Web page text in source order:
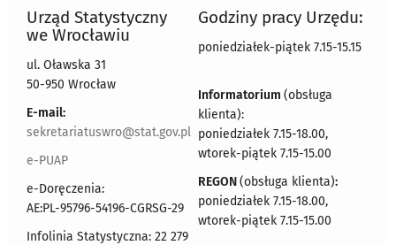
Urząd Statystyczny
we Wrocławiu
ul. Oławska 31
50-950 Wrocław
E-mail:
sekretariatuswro@stat.gov.pl
e-PUAP
e-Doręczenia:
AE:PL-95796-54196-CGRSG-29
Infolinia Statystyczna: 22 279
Godziny pracy Urzędu:
poniedziałek-piątek 7.15-15.15
Informatorium (obsługa
klienta):
poniedziałek 7.15-18.00,
wtorek-piątek 7.15-15.00
REGON(obsługa klienta):
poniedziałek 7.15-18.00,
wtorek-piątek 7.15-15.00